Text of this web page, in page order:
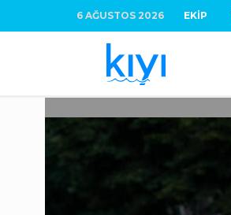
6 AĞUSTOS 2026 EKIP